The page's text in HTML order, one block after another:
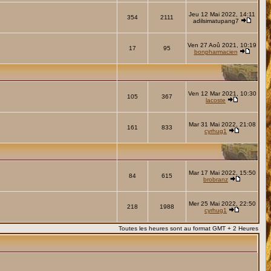
354 2111
Jeu 12 Mai 2022, 14:11
adilsimatupang7
17 95
Ven 27 Aoû 2021, 10:19
bonpharmacien
105 367
Ven 12 Mar 2021, 10:30
lacoste
161 833
Mar 31 Mai 2022, 21:08
cyrhug1
84 615
Mar 17 Mai 2022, 15:50
brobranz
218 1988
Mer 25 Mai 2022, 22:50
cyrhug1
Toutes les heures sont au format GMT + 2 Heures